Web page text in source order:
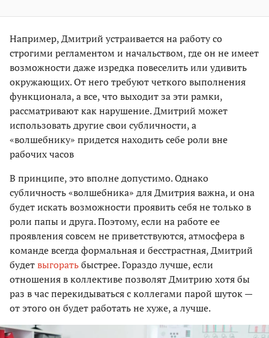
Например, Дмитрий устраивается на работу со
строгими регламентом и начальством, где он не имеет
возможности даже изредка повеселить или удивить
окружающих. От него требуют четкого выполнения
функционала, а все, что выходит за эти рамки,
рассматривают как нарушение. Дмитрий может
использовать другие свои субличности, а
«волшебнику» придется находить себе роли вне
рабочих часов
В принципе, это вполне допустимо. Однако
субличность «волшебника» для Дмитрия важна, и она
будет искать возможности проявить себя не только в
роли папы и друга. Поэтому, если на работе ее
проявления совсем не приветствуются, атмосфера в
команде всегда формальная и бесстрастная, Дмитрий
будетвыгоратьбыстрее. Гораздо лучше, если
отношения в коллективе позволят Дмитрию хотя бы
раз в час перекидываться с коллегами парой шуток —
от этого он будет работать не хуже, а лучше.